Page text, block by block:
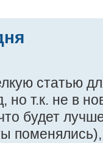
статью
но т.к. не в
будет